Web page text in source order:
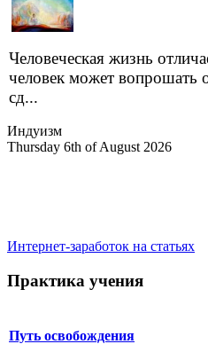
Человеческая жизнь
человек может вопрошать
сд...
Индуизм
Thursday 6th of August 2026
Интернет-заработок на статьях
Практика учения
Путь освобождения